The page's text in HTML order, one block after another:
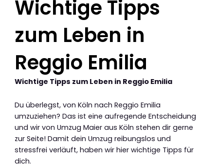
Wichtige Tipps
zum Leben in
Reggio Emilia
Wichtige Tipps zum Leben in Reggio Emilia
Du überlegst, von Köln nach Reggio Emilia
umzuziehen? Das ist eine aufregende Entscheidung
und wir von Umzug Maier aus Köln stehen dir gerne
zur Seite! Damit dein Umzug reibungslos und
stressfrei verläuft, haben wir hier wichtige Tipps für
dich.